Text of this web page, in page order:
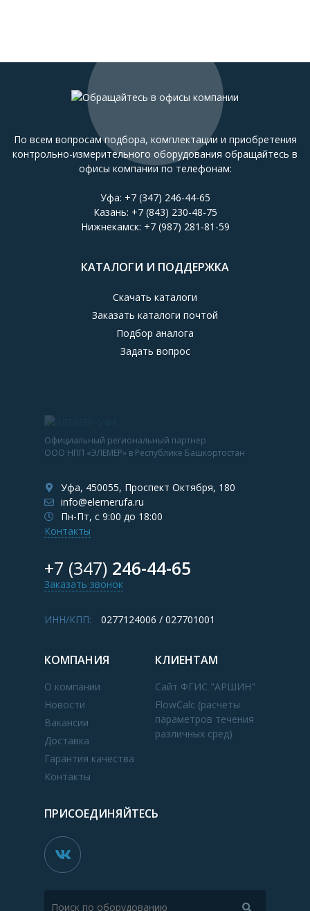
По всем вопросам подбора, комплектации и приобретения
контрольно-измерительного оборудования обращайтесь в
офисы компании по телефонам:
Уфа: +7 (347) 246-44-65
Казань: +7 (843) 230-48-75
Нижнекамск: +7 (987) 281-81-59
КАТАЛОГИ И ПОДДЕРЖКА
Скачать каталоги
Заказать каталоги почтой
Подбор аналога
Задать вопрос
Официальный региональный партнер
ООО НПП «ЭЛЕМЕР» в Республике Башкортостан
Уфа, 450055, Проспект Октября, 180
info@elemerufa.ru
Пн-Пт, с 9:00 до 18:00
Контакты
+7 (347) 246-44-65
Заказать звонок
ИНН/КПП: 0277124006 / 027701001
КОМПАНИЯ
О компании
Новости
Вакансии
Доставка
Гарантия качества
Контакты
КЛИЕНТАМ
Сайт ФГИС "АРШИН"
FlowCalc (расчеты
параметров течения
различных сред)
ПРИСОЕДИНЯЙТЕСЬ